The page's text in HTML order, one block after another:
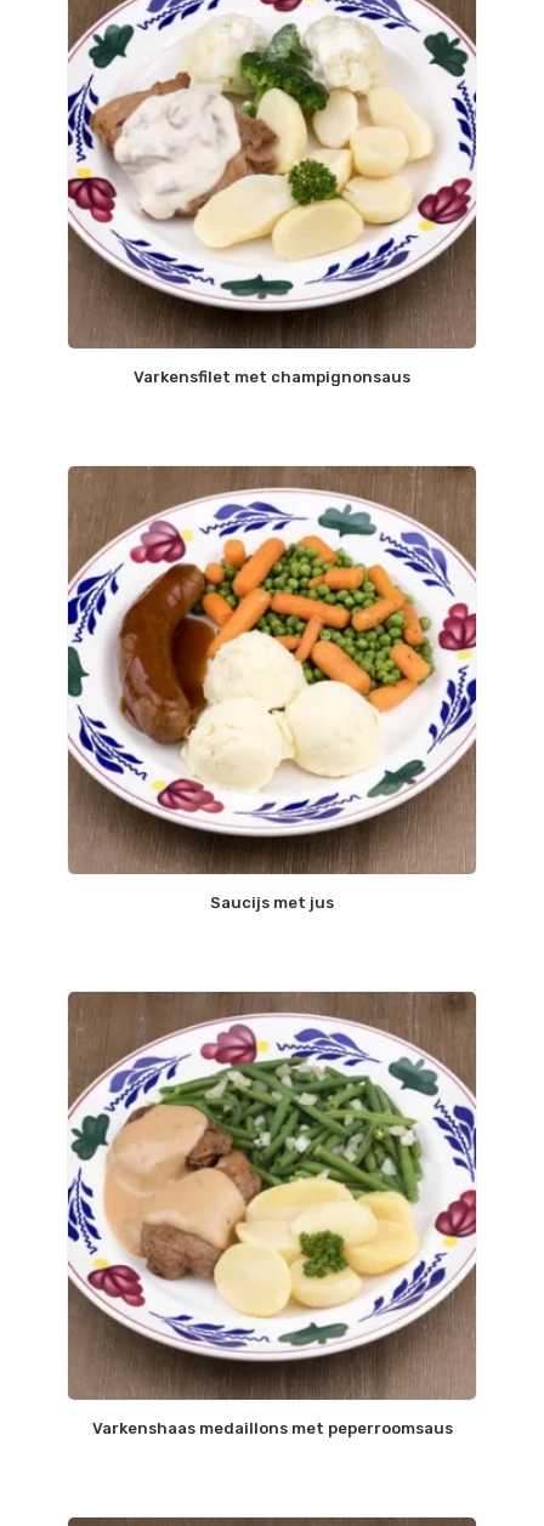
Varkensfilet met champignonsaus
Saucijs met jus
Varkenshaas medaillons met peperroomsaus